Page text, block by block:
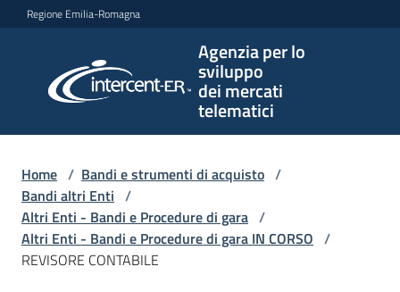
Vai al contenuto
Vai alla navigazione
Vai al footer
Regione Emilia-Romagna
Agenzia per lo
sviluppo
dei mercati
telematici
per lo
sviluppo
telematici
L'Agenzia
Home / Bandi e strumenti di acquisto /
Bandi altri Enti /
Altri Enti - Bandi e Procedure di gara /
Altri Enti - Bandi e Procedure di gara IN CORSO /
REVISORE CONTABILE